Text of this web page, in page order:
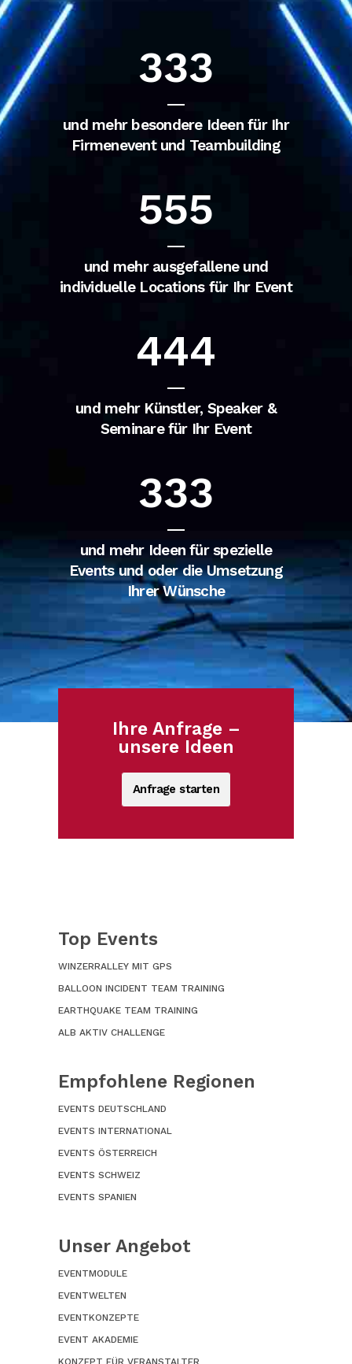
333
und mehr besondere Ideen für Ihr
Firmenevent und Teambuilding
555
und mehr ausgefallene und
individuelle Locations für Ihr Event
444
und mehr Künstler, Speaker &
Seminare für Ihr Event
333
und mehr Ideen für spezielle
Events und oder die Umsetzung
Ihrer Wünsche
Ihre Anfrage –
unsere Ideen
Anfrage starten
Top Events
WINZERRALLEY MIT GPS
BALLOON INCIDENT TEAM TRAINING
EARTHQUAKE TEAM TRAINING
ALB AKTIV CHALLENGE
Empfohlene Regionen
EVENTS DEUTSCHLAND
EVENTS INTERNATIONAL
EVENTS ÖSTERREICH
EVENTS SCHWEIZ
EVENTS SPANIEN
Unser Angebot
EVENTMODULE
EVENTWELTEN
EVENTKONZEPTE
EVENT AKADEMIE
KONZEPT FÜR VERANSTALTER